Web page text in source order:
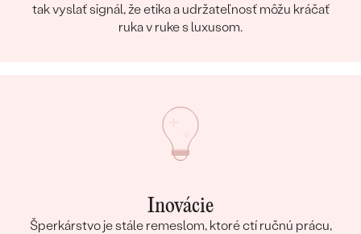
tak vyslať signál, že etika a udržateľnosť môžu kráčať
ruka v ruke s luxusom.
Inovácie
Šperkárstvo je stále remeslom, ktoré ctí ručnú prácu,